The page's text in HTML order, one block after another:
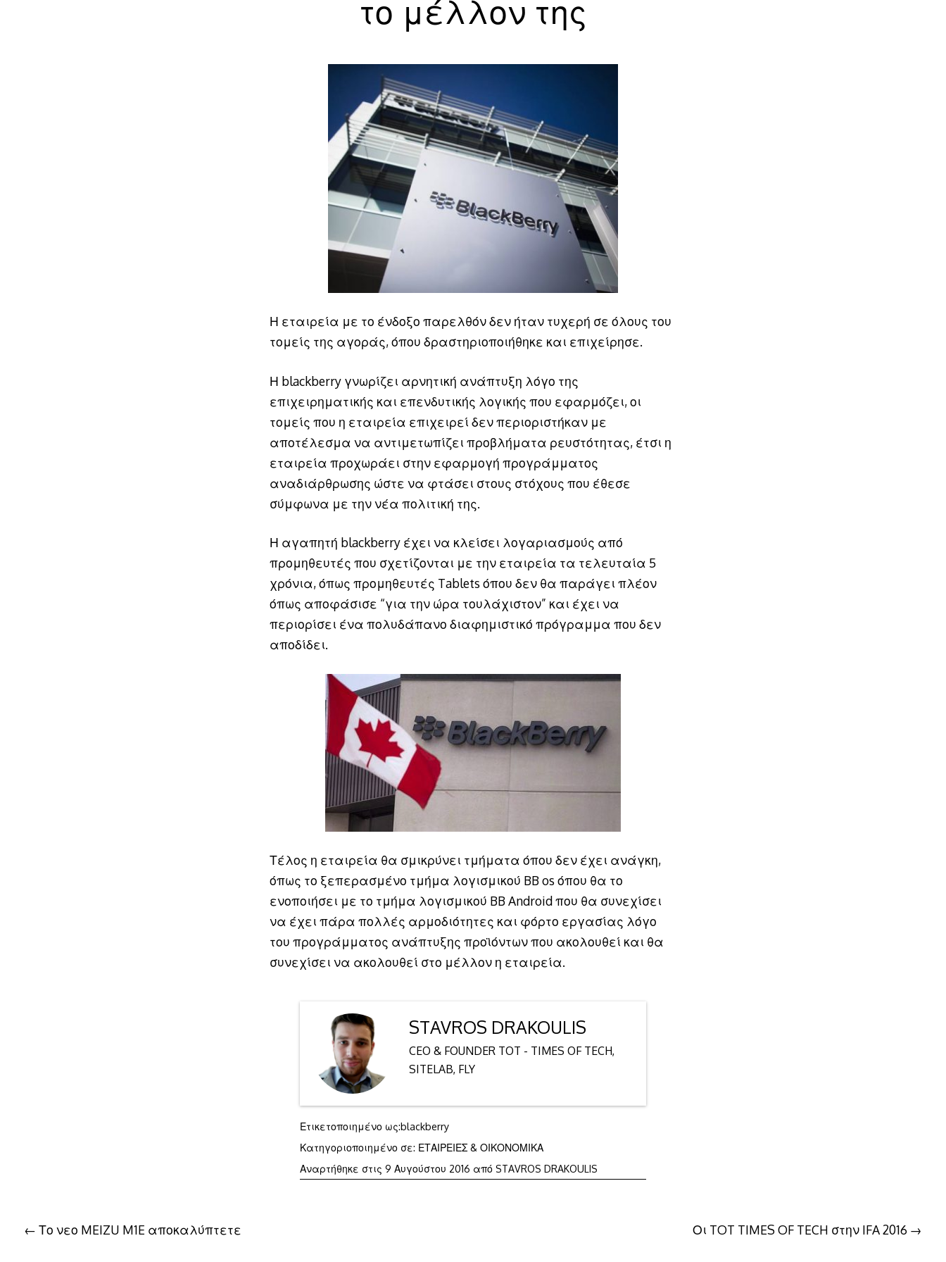
το μέλλον της
Η εταιρεία με το ένδοξο παρελθόν δεν ήταν τυχερή σε όλους του
τομείς της αγοράς, όπου δραστηριοποιήθηκε και επιχείρησε.
Η blackberry γνωρίζει αρνητική ανάπτυξη λόγο της
επιχειρηματικής και επενδυτικής λογικής που εφαρμόζει, οι
τομείς που η εταιρεία επιχειρεί δεν περιοριστήκαν με
αποτέλεσμα να αντιμετωπίζει προβλήματα ρευστότητας, έτσι η
εταιρεία προχωράει στην εφαρμογή προγράμματος
αναδιάρθρωσης ώστε να φτάσει στους στόχους που έθεσε
σύμφωνα με την νέα πολιτική της.
Η αγαπητή blackberry έχει να κλείσει λογαριασμούς από
προμηθευτές που σχετίζονται με την εταιρεία τα τελευταία 5
χρόνια, όπως προμηθευτές Tablets όπου δεν θα παράγει πλέον
όπως αποφάσισε “για την ώρα τουλάχιστον” και έχει να
περιορίσει ένα πολυδάπανο διαφημιστικό πρόγραμμα που δεν
αποδίδει.
Τέλος η εταιρεία θα σμικρύνει τμήματα όπου δεν έχει ανάγκη,
όπως το ξεπερασμένο τμήμα λογισμικού BB os όπου θα το
ενοποιήσει με το τμήμα λογισμικού BB Android που θα συνεχίσει
να έχει πάρα πολλές αρμοδιότητες και φόρτο εργασίας λόγο
του προγράμματος ανάπτυξης προϊόντων που ακολουθεί και θα
συνεχίσει να ακολουθεί στο μέλλον η εταιρεία.
STAVROS DRAKOULIS
CEO & FOUNDER TOT - TIMES OF TECH,
SITELAB, FLY
Ετικετοποιημένο ως:blackberry
Κατηγοριοποιημένο σε: ΕΤΑΙΡΕΙΕΣ & ΟΙΚΟΝΟΜΙΚΑ
Αναρτήθηκε στις9 Αυγούστου 2016 απόSTAVROS DRAKOULIS
Πλοήγηση
Το νεο MEIZU M1E αποκαλύπτετε Οι TOT TIMES OF TECH στην IFA 2016